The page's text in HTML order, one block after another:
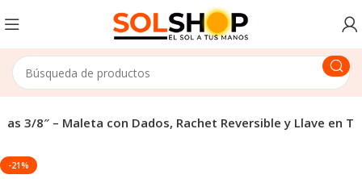
3/8″ – Maleta con Dados, Rachet Reversible y Llave en T
-21%